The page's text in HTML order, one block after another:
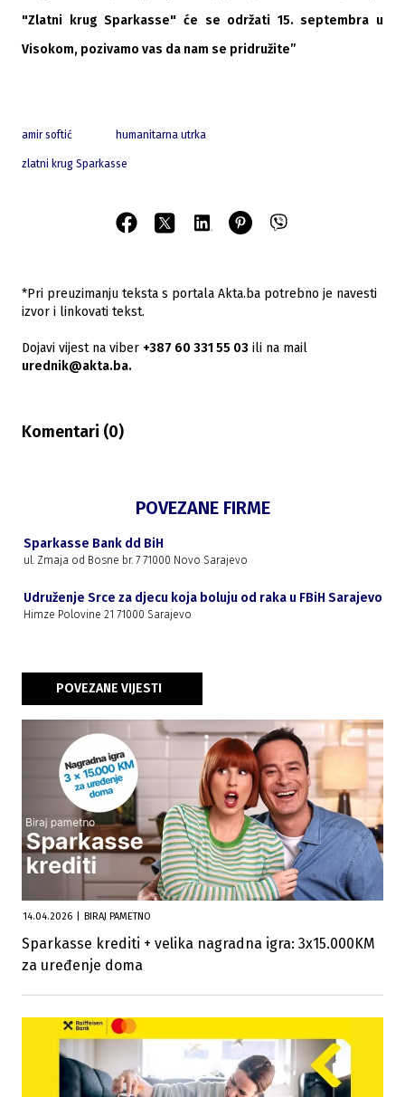
"Zlatni krug Sparkasse" će se održati 15. septembra u
Visokom, pozivamo vas da nam se pridružite”
amir softić humanitarna utrka
zlatni krug Sparkasse
*Pri preuzimanju teksta s portala Akta.ba potrebno je navesti
izvor i linkovati tekst.
Dojavi vijest na viber +387 60 331 55 03 ili na mail
urednik@akta.ba.
Komentari (0)
POVEZANE FIRME
Sparkasse Bank dd BiH
ul. Zmaja od Bosne br. 7 71000 Novo Sarajevo
Udruženje Srce za djecu koja boluju od raka u FBiH Sarajevo
Himze Polovine 21 71000 Sarajevo
POVEZANE VIJESTI
14.04.2026 BIRAJ PAMETNO
Sparkasse krediti + velika nagradna igra: 3x15.000KM
za uređenje doma